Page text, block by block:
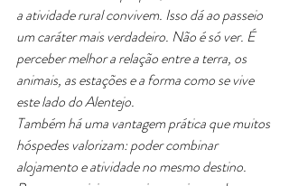
a atividade rural convivem. Isso dá ao passeio
um caráter mais verdadeiro. Não é só ver. É
perceber melhor a relação entre a terra, os
animais, as estações e a forma como se vive
este lado do Alentejo.
Também há uma vantagem prática que muitos
hóspedes valorizam: poder combinar
alojamento e atividade no mesmo destino.